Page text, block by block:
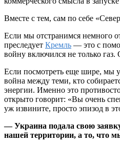
Вместе с тем, сам по себе
Если мы отстранимся немного
преследует Кремль — это с
войну включился не только
Если посмотреть еще шире, мы
война между теми, кто
энергии. Именно это
открыто говорит: «Вы очень
уж извините, просто эпизод в
— Украина подала свою
нашей территории, а то, что